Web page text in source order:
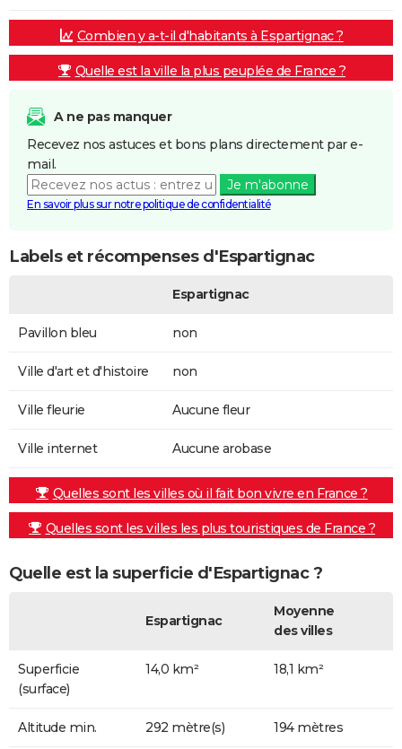
Combien y a-t-il d'habitants à Espartignac ?
Quelle est la ville la plus peuplée de France ?
A ne pas manquer
Recevez nos astuces et bons plans directement par e-
mail.
Je m'abonne
En savoir plus sur notre politique de confidentialité
Labels et récompenses d'Espartignac
Espartignac
Pavillon bleu non
Ville d'art et d'histoire non
Ville fleurie Aucune fleur
Ville internet Aucune arobase
Quelles sont les villes où il fait bon vivre en France ?
Quelles sont les villes les plus touristiques de France ?
Quelle est la superficie d'Espartignac ?
Espartignac
Moyenne
des villes
Superficie
(surface)
14,0 km² 18,1 km²
Altitude min. 292 mètre(s) 194 mètres